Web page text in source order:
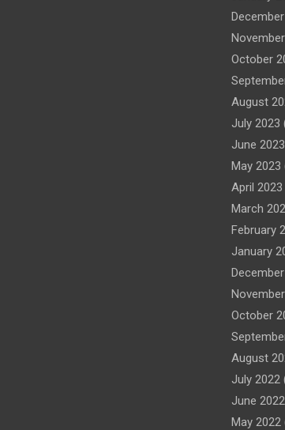
October
August
July 2023
June 2023
May 2023
April 2023
March
February
January
October
August
July 2022
June 2022
May 2022